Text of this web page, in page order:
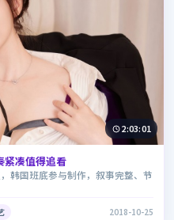
2:03:01
凑值得追看
韩国班底参与制作，叙事完整、节
2018-10-25